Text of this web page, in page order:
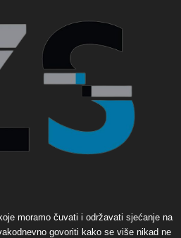
moramo čuvati i održavati sjećanje na
govoriti kako se više nikad ne